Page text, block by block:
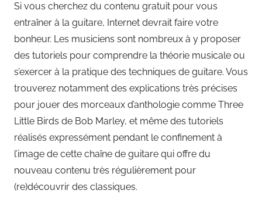
Si vous cherchez du contenu gratuit pour vous
entraîner à la guitare, Internet devrait faire votre
bonheur. Les musiciens sont nombreux à y proposer
des tutoriels pour comprendre la théorie musicale ou
s’exercer à la pratique des techniques de guitare. Vous
trouverez notamment des explications très précises
pour jouer des morceaux d’anthologie comme Three
Little Birds de Bob Marley, et même des tutoriels
réalisés expressément pendant le confinement à
l’image de cette chaîne de guitare qui offre du
nouveau contenu très régulièrement pour
(re)découvrir des classiques.